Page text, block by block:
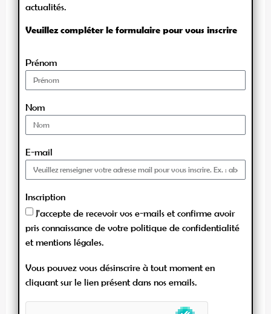
actualités.
Veuillez compléter le formulaire pour vous inscrire
Prénom
Nom
E-mail
Inscription
J'accepte de recevoir vos e-mails et confirme avoir
pris connaissance de votre politique de confidentialité
et mentions légales.
Vous pouvez vous désinscrire à tout moment en
cliquant sur le lien présent dans nos emails.